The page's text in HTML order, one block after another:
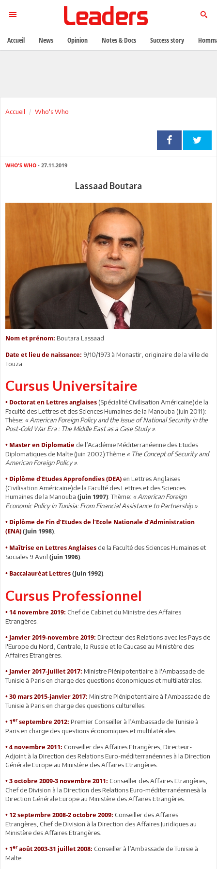
Accueil Who's Who
WHO'S WHO - 27.11.2019
Lassaad Boutara
Nom et prénom: Boutara Lassaad
Date et lieu de naissance: 9/10/1973 à Monastir, originaire de la ville de
Touza.
Cursus Universitaire
• Doctorat en Lettres anglaises (Spécialité Civilisation Américaine)de la
Faculté des Lettres et des Sciences Humaines de la Manouba (juin 2011):
Thèse: « American Foreign Policy and the Issue of National Security in the
Post-Cold War Era : The Middle East as a Case Study »
• Master en Diplomatie de l’Académie Méditerranéenne des Etudes
Diplomatiques de Malte (Juin 2002):Thème « The Concept of Security and
American Foreign Policy »
• Diplôme d’Etudes Approfondies (DEA) en Lettres Anglaises
(Civilisation Américaine)de la Faculté des Lettres et des Sciences
Humaines de la Manouba (juin 1997): Thème: « American Foreign
Economic Policy in Tunisia: From Financial Assistance to Partnership »
• Diplôme de Fin d’Etudes de l’Ecole Nationale d’Administration
(ENA) (Juin 1998)
• Maîtrise en Lettres Anglaises de la Faculté des Sciences Humaines et
Sociales 9 Avril (juin 1996)
• Baccalauréat Lettres (Juin 1992)
Cursus Professionnel
• 14 novembre 2019: Chef de Cabinet du Ministre des Affaires
Etrangères.
• Janvier 2019-novembre 2019: Directeur des Relations avec les Pays de
l'Europe du Nord, Centrale, la Russie et le Caucase au Ministère des
Affaires Etrangères.
• Janvier 2017-Juillet 2017: Ministre Plénipotentiaire à l'Ambassade de
Tunisie à Paris en charge des questions économiques et multilatérales.
• 30 mars 2015-janvier 2017: Ministre Plénipotentiaire à l'Ambassade de
Tunisie à Paris en charge des questions culturelles.
• 1erseptembre 2012: Premier Conseiller à l’Ambassade de Tunisie à
Paris en charge des questions économiques et multilatérales.
• 4 novembre 2011: Conseiller des Affaires Etrangères, Directeur-
Adjoint à la Direction des Relations Euro-méditerranéennes à la Direction
Générale Europe au Ministère des Affaires Etrangères.
• 3 octobre 2009-3 novembre 2011: Conseiller des Affaires Etrangères,
Chef de Division à la Direction des Relations Euro-méditerranéennesà la
Direction Générale Europe au Ministère des Affaires Etrangères.
• 12 septembre 2008-2 octobre 2009: Conseiller des Affaires
Etrangères, Chef de Division à la Direction des Affaires Juridiques au
Ministère des Affaires Etrangères.
• 1eraoût 2003-31 juillet 2008: Conseiller à l’Ambassade de Tunisie à
Malte.
Accueil News Opinion Notes & Docs Success story